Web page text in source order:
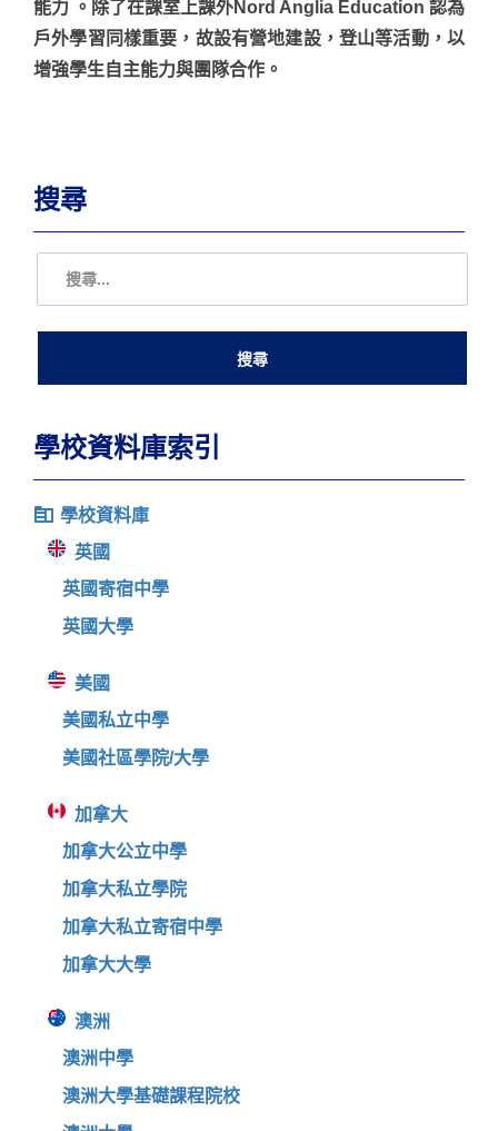
能力 。除了在課室上課外Nord Anglia Education 認為
戶外學習同樣重要，故設有營地建設，登山等活動，以
增強學生自主能力與團隊合作。
搜尋
學校資料庫索引
學校資料庫
英國
英國寄宿中學
英國大學
美國
美國私立中學
美國社區學院/大學
加拿大
加拿大公立中學
加拿大私立學院
加拿大私立寄宿中學
加拿大大學
澳洲
澳洲中學
澳洲大學基礎課程院校